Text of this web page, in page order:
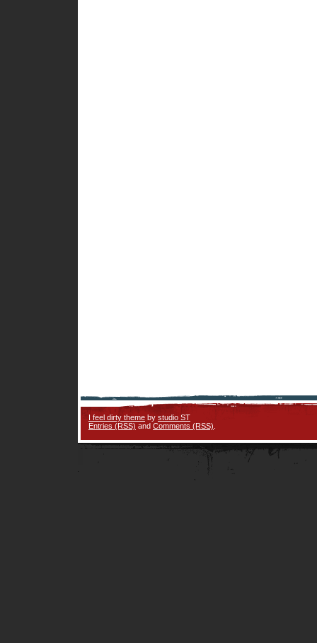
I feel dirty theme by studio ST
Entries (RSS) and Comments (RSS)